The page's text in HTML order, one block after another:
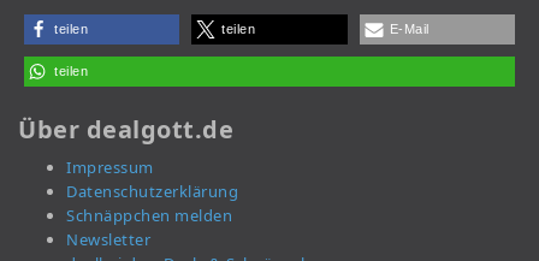
teilen teilen E-Mail
teilen
Über dealgott.de
Impressum
Datenschutzerklärung
Schnäppchen melden
Newsletter